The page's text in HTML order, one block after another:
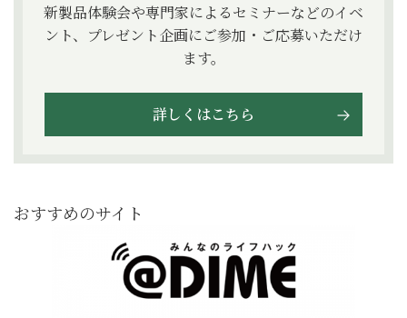
新製品体験会や専門家によるセミナーなどのイベ
ント、プレゼント企画にご参加・ご応募いただけ
ます。
詳しくはこちら
おすすめのサイト